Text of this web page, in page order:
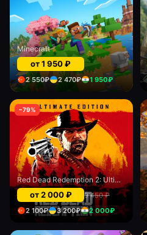
Minecraft
от1 950₽
2 550₽ 2 470₽ 1 950₽
−79%
Red Dead Redemption 2: Ultimate Edition
от2 000₽ 9 450₽
2 100₽ 3 200₽ 2 000₽